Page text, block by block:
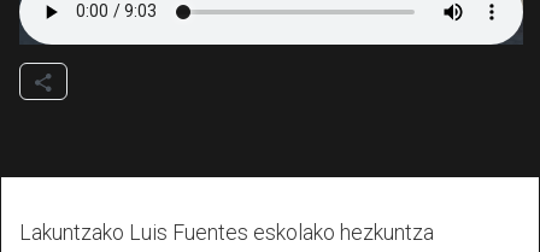
Lakuntzako Luis Fuentes eskolako hezkuntza